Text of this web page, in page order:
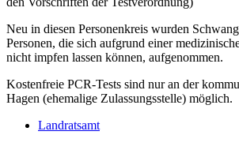
Neu in diesen Personenkreis wurden
Personen, die sich aufgrund einer
nicht impfen lassen können, aufgenommen.
Kostenfreie PCR-Tests sind nur an der
Hagen (ehemalige Zulassungsstelle) möglich.
Landratsamt